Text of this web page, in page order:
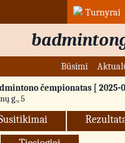
Turnyrai
Būsimi
čempionatas [ 2025-
g., 5